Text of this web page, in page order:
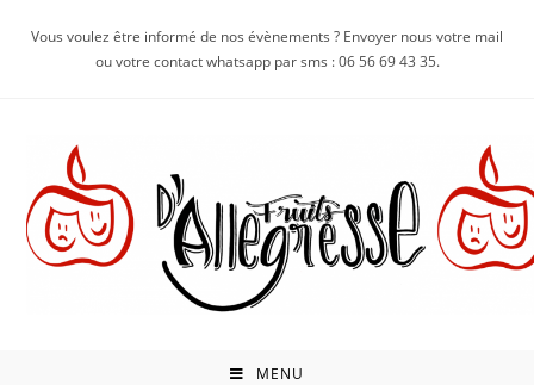
Vous voulez être informé de nos évènements ? Envoyer nous votre mail
ou votre contact whatsapp par sms : 06 56 69 43 35.
MENU